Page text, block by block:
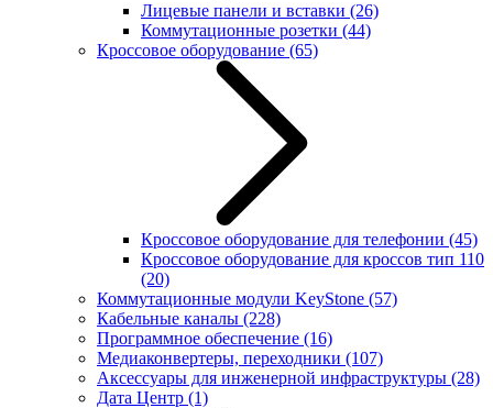
Лицевые панели и вставки (26)
Коммутационные розетки (44)
Кроссовое оборудование (65)
Кроссовое оборудование для телефонии (45)
Кроссовое оборудование для кроссов тип 110
(20)
Коммутационные модули KeyStone (57)
Кабельные каналы (228)
Программное обеспечение (16)
Медиаконвертеры, переходники (107)
Аксессуары для инженерной инфраструктуры (28)
Дата Центр (1)